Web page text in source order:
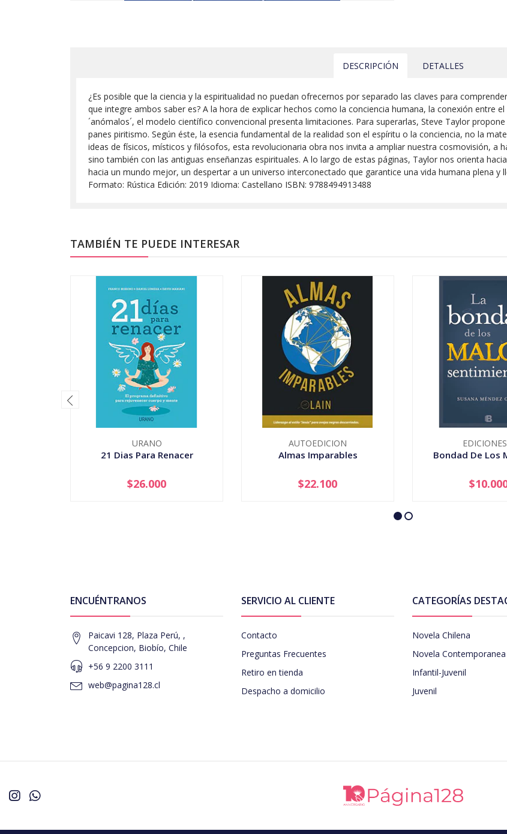
DESCRIPCIÓN DETALLES
¿Es posible que la ciencia y la espiritualidad no puedan ofrecernos por separado las claves para
que integre ambos saber es? A la hora de explicar hechos como la conciencia humana, la conexión entre
´anómalos´, el modelo científico convencional presenta limitaciones. Para superarlas, Steve Taylor
panes piritismo. Según éste, la esencia fundamental de la realidad son el espíritu o la conciencia, no la
ideas de físicos, místicos y filósofos, esta revolucionaria obra nos invita a ampliar nuestra cosmovisión, a
sino también con las antiguas enseñanzas espirituales. A lo largo de estas páginas, Taylor nos orienta
hacia un mundo mejor, un despertar a un universo interconectado que garantice una vida humana plena y
Formato: Rústica Edición: 2019 Idioma: Castellano ISBN: 9788494913488
TAMBIÉN TE PUEDE INTERESAR
URANO
21 Dias Para Renacer
+
$26.000
AUTOEDICION
Almas Imparables
+
$22.100
Bondad De Los
+
ENCUÉNTRANOS
Paicavi 128, Plaza Perú, ,
Concepcion, Biobío, Chile
+56 9 2200 3111
web@pagina128.cl
SERVICIO AL CLIENTE
Contacto
Preguntas Frecuentes
Retiro en tienda
Despacho a domicilio
CATEGORÍAS
Novela Chilena
Novela Contemporanea
Infantil-Juvenil
Juvenil